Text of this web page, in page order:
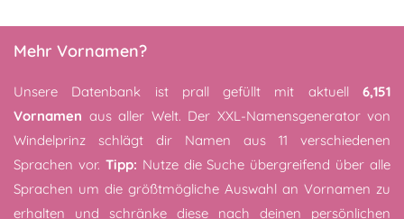
Mehr Vornamen?
Unsere Datenbank ist prall gefüllt mit aktuell 6,151
Vornamen aus aller Welt. Der XXL-Namensgenerator von
Windelprinz schlägt dir Namen aus 11 verschiedenen
Sprachen vor. Tipp: Nutze die Suche übergreifend über alle
Sprachen um die größtmögliche Auswahl an Vornamen zu
erhalten und schränke diese nach deinen persönlichen